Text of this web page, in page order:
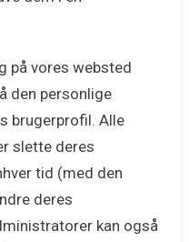
på vores websted
den personlige
brugerprofil. Alle
slette deres
tid (med den
deres
kan også